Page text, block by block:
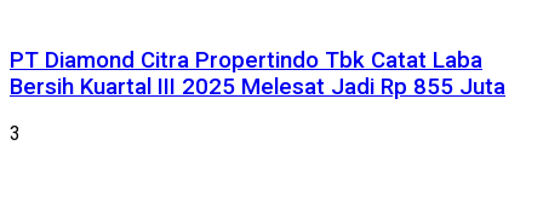
PT Diamond Citra Propertindo Tbk Catat Laba
Bersih Kuartal III 2025 Melesat Jadi Rp 855 Juta
3